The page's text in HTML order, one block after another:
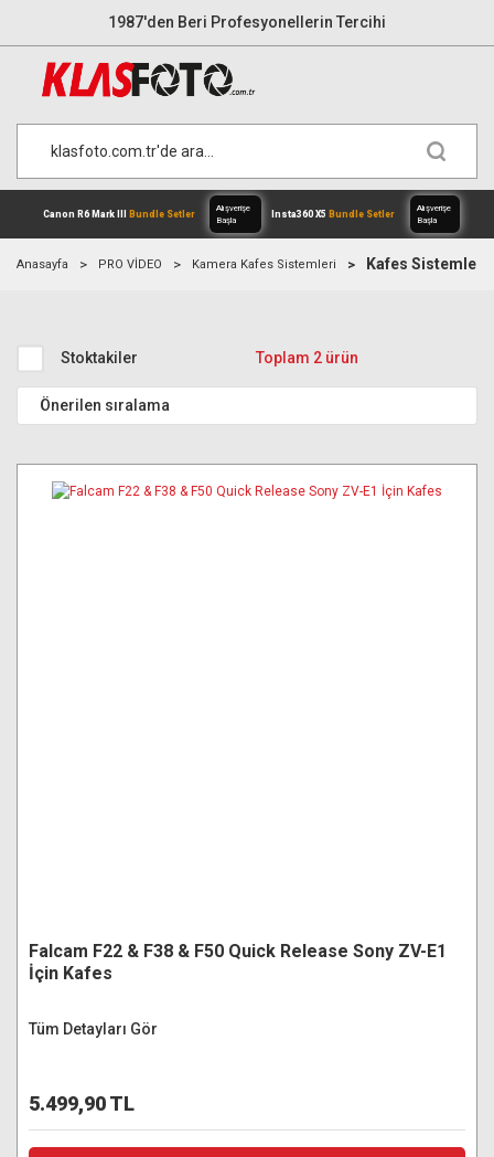
1987'den Beri Profesyonellerin Tercihi
Canon R6 Mark III Bundle Setler
Anasayfa PRO VİDEO Kamera Kafes Sistemleri Kafes Sistemleri
Stoktakiler Toplam 2 ürün
Falcam F22 & F38 & F50 Quick Release Sony ZV-E1
İçin Kafes
Tüm Detayları Gör
5.499,90 TL